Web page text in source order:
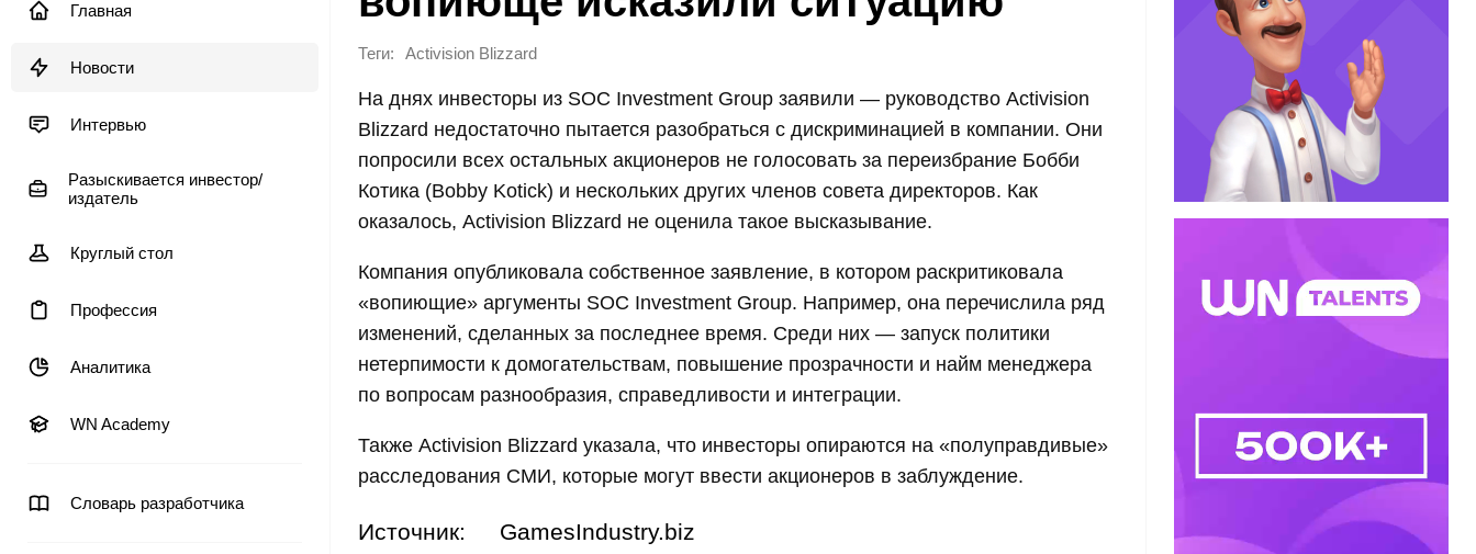
Главная
Новости
Интервью
Разыскивается инвестор/
издатель
Круглый стол
Профессия
Аналитика
WN Academy
Словарь разработчика
Теги: Activision Blizzard
На днях инвесторы из SOC Investment Group заявили — руководство Activision
Blizzard недостаточно пытается разобраться с дискриминацией в компании. Они
попросили всех остальных акционеров не голосовать за переизбрание Бобби
Котика (Bobby Kotick) и нескольких других членов совета директоров. Как
оказалось, Activision Blizzard не оценила такое высказывание.
Компания опубликовала собственное заявление, в котором раскритиковала
«вопиющие» аргументы SOC Investment Group. Например, она перечислила ряд
изменений, сделанных за последнее время. Среди них — запуск политики
нетерпимости к домогательствам, повышение прозрачности и найм менеджера
по вопросам разнообразия, справедливости и интеграции.
Также Activision Blizzard указала, что инвесторы опираются на «полуправдивые»
расследования СМИ, которые могут ввести акционеров в заблуждение.
Источник: GamesIndustry.biz